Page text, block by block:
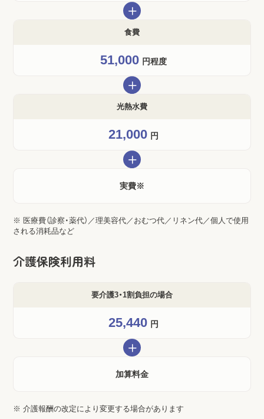
＋
食費
51,000 円程度
＋
光熱水費
21,000 円
＋
実費※
※ 医療費（診察・薬代）／理美容代／おむつ代／リネン代／個人で使用
される消耗品など
介護保険利用料
要介護3・1割負担の場合
25,440 円
＋
加算料金
※ 介護報酬の改定により変更する場合があります